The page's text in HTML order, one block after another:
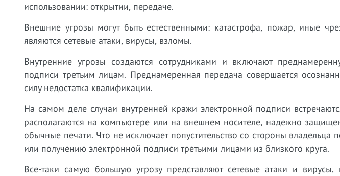
использовании: открытии, передаче.
Внешние угрозы могут быть естественными: катастрофа, пожар, иные
являются сетевые атаки, вирусы, взломы.
Внутренние угрозы создаются сотрудниками и включают
подписи третьим лицам. Преднамеренная передача совершается
силу недостатка квалификации.
На самом деле случаи внутренней кражи электронной подписи
располагаются на компьютере или на внешнем носителе, надежно
обычные печати. Что не исключает попустительство со стороны
или получению электронной подписи третьими лицами из близкого круга.
Все-таки самую большую угрозу представляют сетевые атаки и